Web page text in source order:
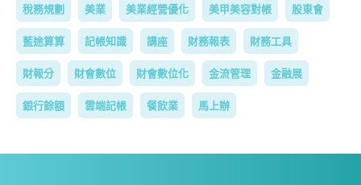
稅務規劃 美業 美業經營優化 美甲美容對帳 股東會
藍途算算 記帳知識 講座 財務報表 財務工具
財報分 財會數位 財會數位化 金流管理 金融展
銀行餘額 雲端記帳 餐飲業 馬上辦